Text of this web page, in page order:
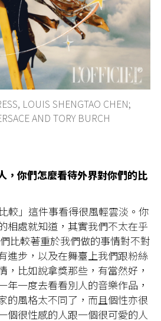
LOUIS SHENGTAO CHEN;
AND TORY BURCH
，你們怎麼看待外界對你們的比
較」這件事看得很風輕雲淡。你
相處就知道，其實我們不太在乎
比較著重於我們做的事情對不對
進步，以及在舞臺上我們跟粉絲
，比如說拿獎那些，有當然好，
年一度去看看別人的音樂作品，
的風格太不同了，而且個性亦很
個很性感的人跟一個很可愛的人